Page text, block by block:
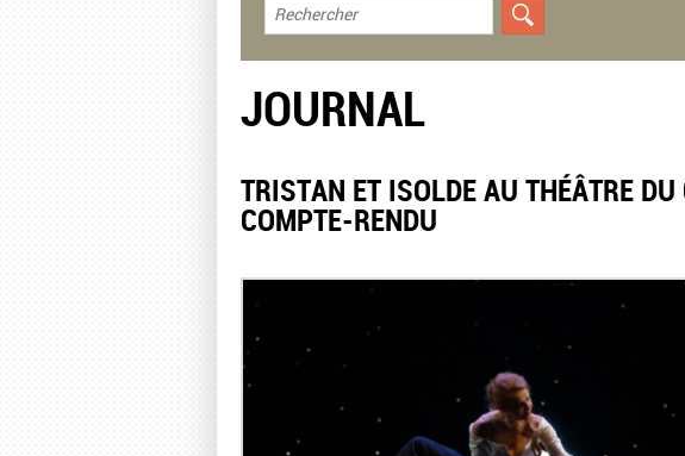
JOURNAL
TRISTAN ET ISOLDE AU THÉÂTRE
COMPTE-RENDU